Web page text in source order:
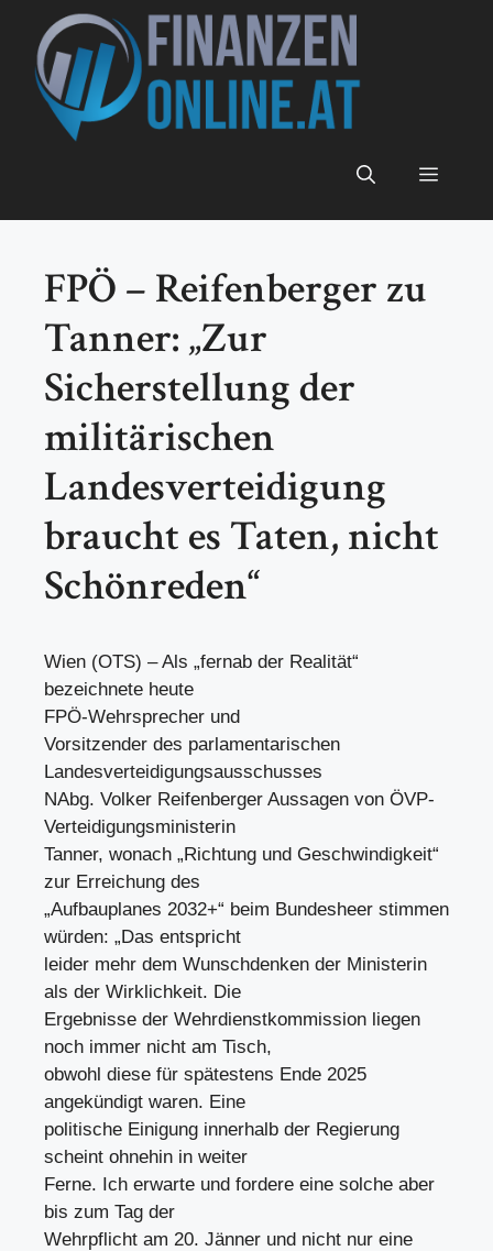
Inhalt
springen
Menü
FPÖ – Reifenberger zu
Tanner: „Zur
Sicherstellung der
militärischen
Landesverteidigung
braucht es Taten, nicht
Schönreden“
Wien (OTS) – Als „fernab der Realität“
bezeichnete heute
FPÖ-Wehrsprecher und
Vorsitzender des parlamentarischen
Landesverteidigungsausschusses
NAbg. Volker Reifenberger Aussagen von ÖVP-
Verteidigungsministerin
Tanner, wonach „Richtung und Geschwindigkeit“
zur Erreichung des
„Aufbauplanes 2032+“ beim Bundesheer stimmen
würden: „Das entspricht
leider mehr dem Wunschdenken der Ministerin
als der Wirklichkeit. Die
Ergebnisse der Wehrdienstkommission liegen
noch immer nicht am Tisch,
obwohl diese für spätestens Ende 2025
angekündigt waren. Eine
politische Einigung innerhalb der Regierung
scheint ohnehin in weiter
Ferne. Ich erwarte und fordere eine solche aber
bis zum Tag der
Wehrpflicht am 20. Jänner und nicht nur eine